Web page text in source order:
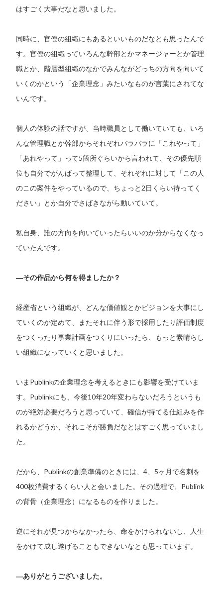
はすごく大事だなと思いました。
同時に、官僚の組織にもあるといいものだなとも思ったんで
す。官僚の組織っていろんな幹部とかマネージャーとか管理
職とか、階層型組織のなかでみんながどっちの方向を向いて
いくのかという「企業理念」みたいなものが言葉にされてな
いんです。
個人の体験の話ですが、当時職員として働いていても、いろ
んな管理職とか幹部からそれぞれバラバラに「これやって」
「あれやって」って5箇所ぐらいから言われて、その優先順
位も自分でがんばって整理して、それぞれに対して「この人
のこの案件をやっているので、ちょっと2日くらい待ってく
ださい」とか自分でさばきながら動いていて。
私自身、誰の方向を向いていったらいいのか分からなくなっ
ていたんです。
―その作品から何を得ましたか？
経産省という組織が、どんな価値観とかビジョンを大事にし
ていくのか定めて、またそれに伴う形で採用したり評価制度
をつくったり事業計画をつくりにいったら、もっと素晴らし
い組織になっていくと思いました。
いまPublinkの企業理念を考えるときにも影響を受けていま
す。Publinkにも、今後10年20年変わらないだろうというも
のが絶対必要だろうと思っていて、確信が持てる仕組みを作
れるかどうか、それこそが勝負だなとはすごく思っていまし
た。
だから、Publinkの創業準備のときには、4、5ヶ月で名刺を
400枚消費するくらい人と会いました。その過程で、Publink
の背骨（企業理念）になるものを作りました。
逆にそれが見つからなかったら、命をかけられないし、人生
をかけて成し遂げることもできないなとも思っています。
―ありがとうございました。